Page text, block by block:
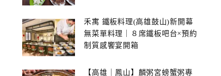
禾寓 鐵板料理(高雄鼓山)新開幕
無菜單料理｜８席鐵板吧台×預約
制質感饗宴開箱
【高雄｜鳳山】麟粥宮螃蟹粥專